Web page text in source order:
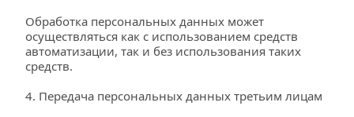
Обработка персональных данных может
осуществляться как с использованием средств
автоматизации, так и без использования таких
средств.
4. Передача персональных данных третьим лицам